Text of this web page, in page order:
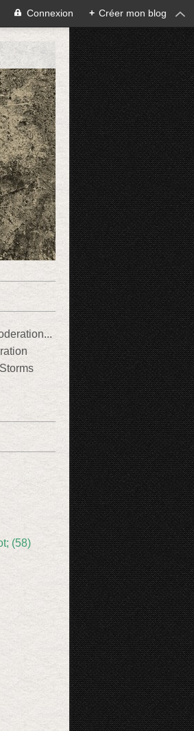
Connexion + Créer mon blog
(58)